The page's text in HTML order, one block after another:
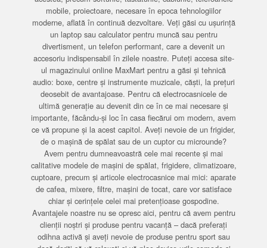
mobile, proiectoare, necesare în epoca tehnologiilor
moderne, aflată în continuă dezvoltare. Veți găsi cu ușurință
un laptop sau calculator pentru muncă sau pentru
divertisment, un telefon performant, care a devenit un
accesoriu indispensabil în zilele noastre. Puteți accesa site-
ul magazinului online MaxMart pentru a găsi și tehnică
audio: boxe, centre și instrumente muzicale, căști, la prețuri
deosebit de avantajoase. Pentru că electrocasnicele de
ultimă generație au devenit din ce în ce mai necesare și
importante, făcându-și loc în casa fiecărui om modern, avem
ce vă propune și la acest capitol. Aveți nevoie de un frigider,
de o mașină de spălat sau de un cuptor cu microunde?
Avem pentru dumneavoastră cele mai recente și mai
calitative modele de mașini de spălat, frigidere, climatizoare,
cuptoare, precum și articole electrocasnice mai mici: aparate
de cafea, mixere, filtre, mașini de tocat, care vor satisface
chiar și cerințele celei mai pretențioase gospodine.
Avantajele noastre nu se opresc aici, pentru că avem pentru
clienții noștri și produse pentru vacanță – dacă preferați
odihna activă și aveți nevoie de produse pentru sport sau